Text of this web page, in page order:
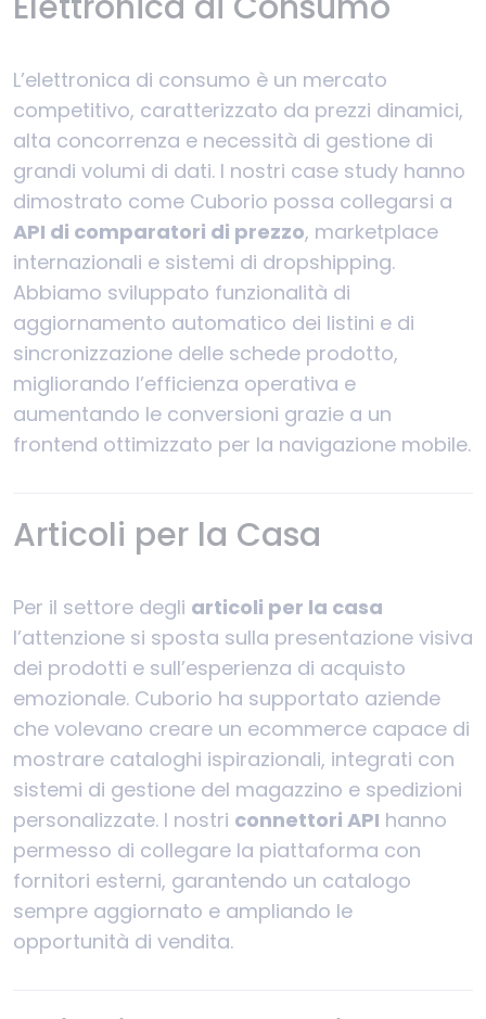
L’elettronica di consumo è un mercato
competitivo, caratterizzato da prezzi dinamici,
alta concorrenza e necessità di gestione di
grandi volumi di dati. I nostri case study hanno
dimostrato come Cuborio possa collegarsi a
API di comparatori di prezzo, marketplace
internazionali e sistemi di dropshipping.
Abbiamo sviluppato funzionalità di
aggiornamento automatico dei listini e di
sincronizzazione delle schede prodotto,
migliorando l’efficienza operativa e
aumentando le conversioni grazie a un
frontend ottimizzato per la navigazione mobile.
Articoli per la Casa
Per il settore degli articoli per la casa
l’attenzione si sposta sulla presentazione visiva
dei prodotti e sull’esperienza di acquisto
emozionale. Cuborio ha supportato aziende
che volevano creare un ecommerce capace di
mostrare cataloghi ispirazionali, integrati con
sistemi di gestione del magazzino e spedizioni
personalizzate. I nostri connettori API hanno
permesso di collegare la piattaforma con
fornitori esterni, garantendo un catalogo
sempre aggiornato e ampliando le
opportunità di vendita.